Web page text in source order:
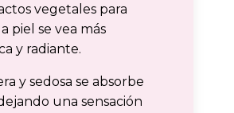
vegetales para
piel se vea más
y radiante.
y sedosa se absorbe
una sensación